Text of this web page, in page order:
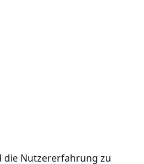
die Nutzererfahrung zu